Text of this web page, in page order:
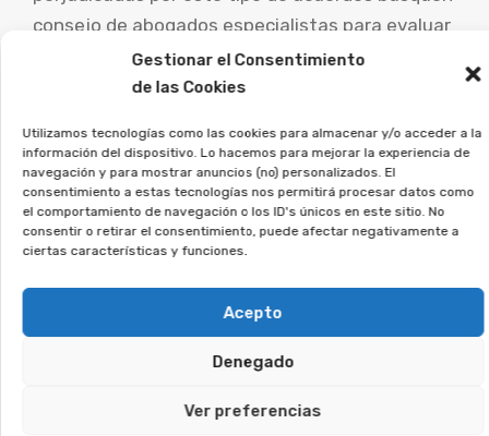
Gestionar el Consentimiento
de las Cookies
Utilizamos tecnologías como las cookies para almacenar y/o acceder a la
información del dispositivo. Lo hacemos para mejorar la experiencia de
navegación y para mostrar anuncios (no) personalizados. El
consentimiento a estas tecnologías nos permitirá procesar datos como
el comportamiento de navegación o los ID's únicos en este sitio. No
consentir o retirar el consentimiento, puede afectar negativamente a
ciertas características y funciones.
Acepto
Denegado
Ver preferencias
consejo de abogados especialistas para evaluar
su caso concreto y explorar las posibilidades de
En Afeban asesoramos a
quienes firmaron este tipo de
contratos a reclamar lo que les
corresponde.
Si crees que puedes estar afectado, deja tus
datos, y veremos si puedes reclamar.